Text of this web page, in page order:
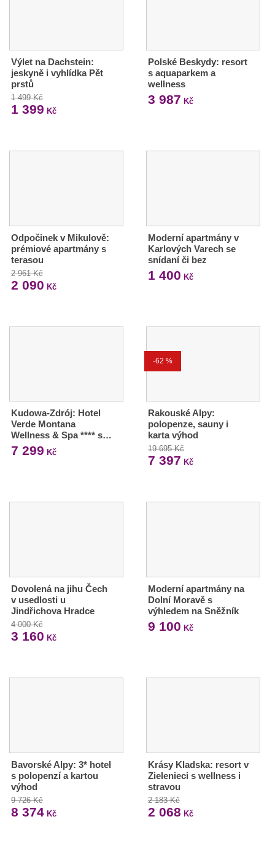
Výlet na Dachstein:
jeskyně i vyhlídka Pět
prstů
1 499 Kč
1 399 Kč
Polské Beskydy: resort
s aquaparkem a
wellness
3 987 Kč
Odpočinek v Mikulově:
prémiové apartmány s
terasou
2 961 Kč
2 090 Kč
Moderní apartmány v
Karlových Varech se
snídaní či bez
1 400 Kč
Kudowa-Zdrój: Hotel
Verde Montana
Wellness & Spa **** s…
7 299 Kč
-62 %
Rakouské Alpy:
polopenze, sauny i
karta výhod
19 695 Kč
7 397 Kč
Dovolená na jihu Čech
v usedlosti u
Jindřichova Hradce
4 000 Kč
3 160 Kč
Moderní apartmány na
Dolní Moravě s
výhledem na Sněžník
9 100 Kč
Bavorské Alpy: 3* hotel
s polopenzí a kartou
výhod
9 726 Kč
8 374 Kč
Krásy Kladska: resort v
Zielenieci s wellness i
stravou
2 183 Kč
2 068 Kč